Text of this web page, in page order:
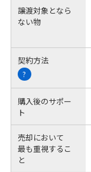
譲渡対象となら
ない物
契約方法
?
購入後のサポー
ト
売却において
最も重視するこ
と